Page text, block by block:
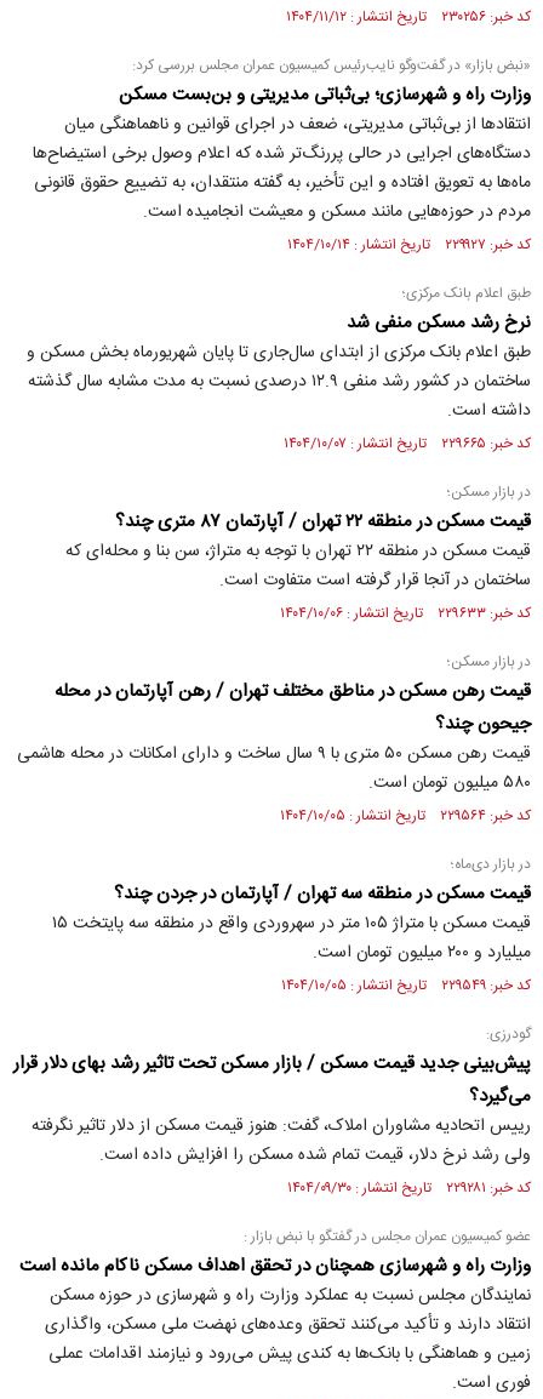
کد خبر: ۲۳۰۲۵۶ تاریخ انتشار : ۱۴۰۴/۱۱/۱۲
«نبض بازار» در گفت‌و‌گو نایب‌رئیس کمیسیون عمران مجلس بررسی کرد:
وزارت راه و شهرسازی؛ بی‌ثباتی مدیریتی و بن‌بست مسکن
انتقادها از بی‌ثباتی مدیریتی، ضعف در اجرای قوانین و ناهماهنگی میان
دستگاه‌های اجرایی در حالی پررنگ‌تر شده که اعلام وصول برخی استیضاح‌ها
ماه‌ها به تعویق افتاده و این تأخیر، به گفته منتقدان، به تضییع حقوق قانونی
مردم در حوزه‌هایی مانند مسکن و معیشت انجامیده است.
کد خبر: ۲۲۹۹۲۷ تاریخ انتشار : ۱۴۰۴/۱۰/۱۴
طبق اعلام بانک مرکزی؛
نرخ رشد مسکن منفی شد
طبق اعلام بانک مرکزی از ابتدای سال‌جاری تا پایان شهریورماه بخش مسکن و
ساختمان در کشور رشد منفی ۱۲.۹ درصدی نسبت به مدت مشابه سال گذشته
داشته است.
کد خبر: ۲۲۹۶۶۵ تاریخ انتشار : ۱۴۰۴/۱۰/۰۷
در بازار مسکن؛
قیمت مسکن در منطقه ۲۲ تهران / آپارتمان ۸۷ متری چند؟
قیمت مسکن در منطقه ۲۲ تهران با توجه به متراژ، سن بنا و محله‌ای که
ساختمان در آنجا قرار گرفته است متفاوت است.
کد خبر: ۲۲۹۶۳۳ تاریخ انتشار : ۱۴۰۴/۱۰/۰۶
در بازار مسکن؛
قیمت رهن مسکن در مناطق مختلف تهران / رهن آپارتمان در محله
جیحون چند؟
قیمت رهن مسکن ۵۰ متری با ۹ سال ساخت و دارای امکانات در محله هاشمی
۵۸۰ میلیون تومان است.
کد خبر: ۲۲۹۵۶۴ تاریخ انتشار : ۱۴۰۴/۱۰/۰۵
در بازار دی‌ماه؛
قیمت مسکن در منطقه سه تهران / آپارتمان در جردن چند؟
قیمت مسکن با متراژ ۱۰۵ متر در سهروردی واقع در منطقه سه پایتخت ۱۵
میلیارد و ۲۰۰ میلیون تومان است.
کد خبر: ۲۲۹۵۴۹ تاریخ انتشار : ۱۴۰۴/۱۰/۰۵
گودرزی:
پیش‌بینی جدید قیمت مسکن / بازار مسکن تحت تاثیر رشد بهای دلار قرار
می‌گیرد؟
رییس اتحادیه مشاوران املاک، گفت: هنوز قیمت مسکن از دلار تاثیر نگرفته
ولی رشد نرخ دلار، قیمت تمام شده مسکن را افزایش داده است.
کد خبر: ۲۲۹۲۸۱ تاریخ انتشار : ۱۴۰۴/۰۹/۳۰
عضو کمیسیون عمران مجلس در گفتگو با نبض بازار :
وزارت راه و شهرسازی همچنان در تحقق اهداف مسکن ناکام مانده است
نمایندگان مجلس نسبت به عملکرد وزارت راه و شهرسازی در حوزه مسکن
انتقاد دارند و تأکید می‌کنند تحقق وعده‌های نهضت ملی مسکن، واگذاری
زمین و هماهنگی با بانک‌ها به کندی پیش می‌رود و نیازمند اقدامات عملی
فوری است.